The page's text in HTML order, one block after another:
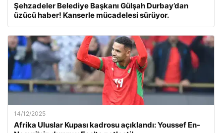
Şehzadeler Belediye Başkanı Gülşah Durbay’dan
üzücü haber! Kanserle mücadelesi sürüyor.
14/12/2025
Afrika Uluslar Kupası kadrosu açıklandı: Youssef En-